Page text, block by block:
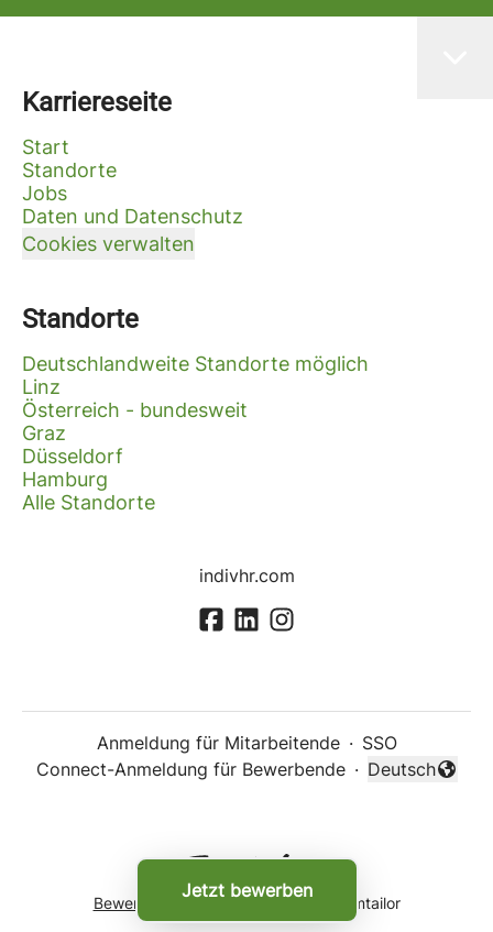
Jetzt bewerben
Karriereseite
Start
Standorte
Jobs
Daten und Datenschutz
Cookies verwalten
Standorte
Deutschlandweite Standorte möglich
Linz
Österreich - bundesweit
Graz
Düsseldorf
Hamburg
Alle Standorte
indivhr.com
Anmeldung für Mitarbeitende · SSO
Connect-Anmeldung für Bewerbende ·
Sprache
Deutsch
Bewerber-Tracking-Systemvon Teamtailor